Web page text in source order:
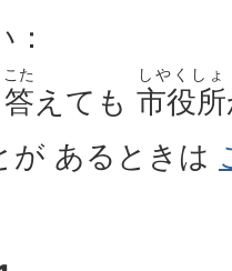
答
こた
えても 市役所
しやくしょ
が あるときは